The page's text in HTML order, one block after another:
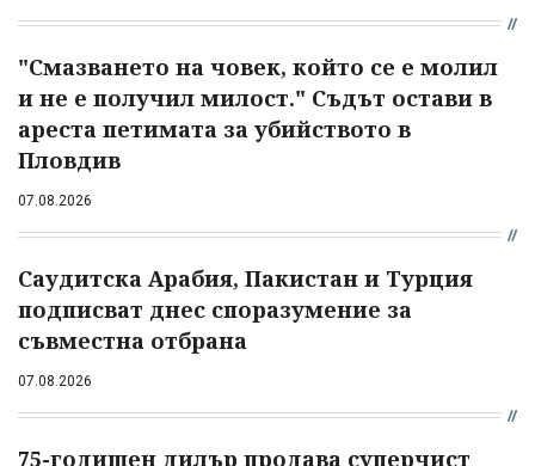
"Смазването на човек, който се е молил
и не е получил милост." Съдът остави в
ареста петимата за убийството в
Пловдив
07.08.2026
Саудитска Арабия, Пакистан и Турция
подписват днес споразумение за
съвместна отбрана
07.08.2026
75-годишен дилър продава суперчист